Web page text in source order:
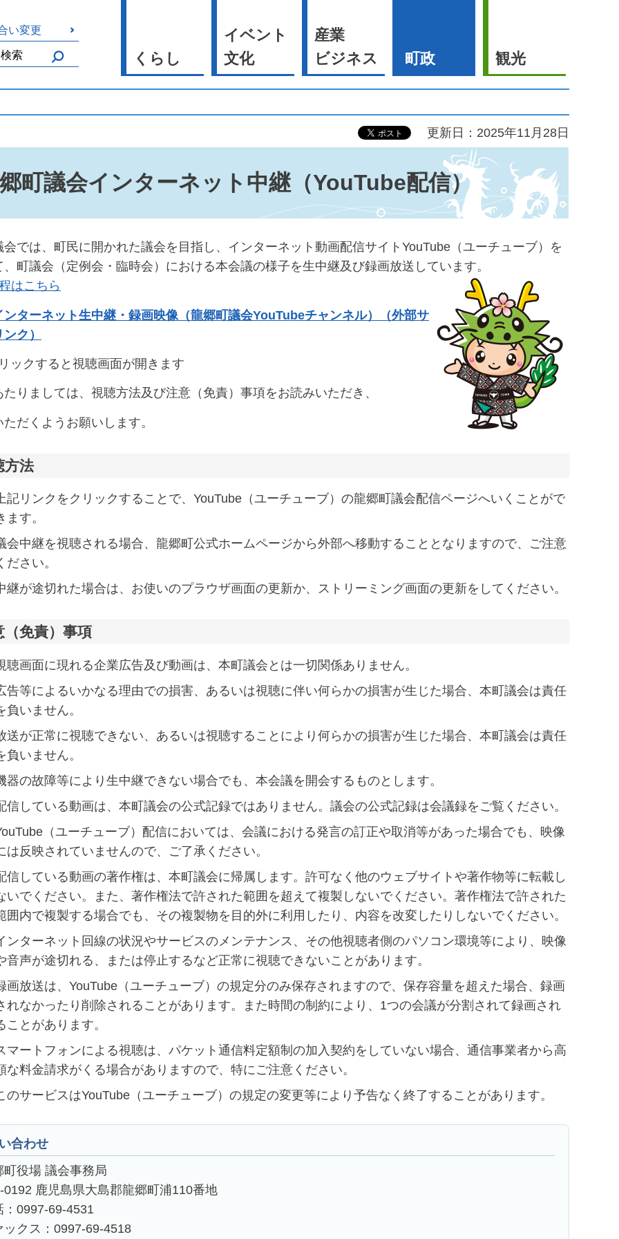
い変更
くらし
イベント
文化
産業
ビジネス
町政 観光
更新日：2025年11月28日
町議会インターネット中継（YouTube配信）
会では、町民に開かれた議会を目指し、インターネット動画配信サイトYouTube（ユーチューブ）を
、町議会（定例会・臨時会）における本会議の様子を生中継及び録画放送しています。
はこちら
ンターネット生中継・録画映像（龍郷町議会YouTubeチャンネル）（外部サ
ク）
ックすると視聴画面が開きます
たりましては、視聴方法及び注意（免責）事項をお読みいただき、
だくようお願いします。
方法
記リンクをクリックすることで、YouTube（ユーチューブ）の龍郷町議会配信ページへいくことがで
ます。
会中継を視聴される場合、龍郷町公式ホームページから外部へ移動することとなりますので、ご注意
ださい。
継が途切れた場合は、お使いのプラウザ画面の更新か、ストリーミング画面の更新をしてください。
（免責）事項
聴画面に現れる企業広告及び動画は、本町議会とは一切関係ありません。
告等によるいかなる理由での損害、あるいは視聴に伴い何らかの損害が生じた場合、本町議会は責任
負いません。
送が正常に視聴できない、あるいは視聴することにより何らかの損害が生じた場合、本町議会は責任
負いません。
器の故障等により生中継できない場合でも、本会議を開会するものとします。
信している動画は、本町議会の公式記録ではありません。議会の公式記録は会議録をご覧ください。
（ユーチューブ）配信においては、会議における発言の訂正や取消等があった場合でも、映像
は反映されていませんので、ご了承ください。
信している動画の著作権は、本町議会に帰属します。許可なく他のウェブサイトや著作物等に転載し
いでください。また、著作権法で許された範囲を超えて複製しないでください。著作権法で許された
囲内で複製する場合でも、その複製物を目的外に利用したり、内容を改変したりしないでください。
ンターネット回線の状況やサービスのメンテナンス、その他視聴者側のパソコン環境等により、映像
音声が途切れる、または停止するなど正常に視聴できないことがあります。
画放送は、YouTube（ユーチューブ）の規定分のみ保存されますので、保存容量を超えた場合、録画
れなかったり削除されることがあります。また時間の制約により、1つの会議が分割されて録画され
ことがあります。
マートフォンによる視聴は、パケット通信料定額制の加入契約をしていない場合、通信事業者から高
な料金請求がくる場合がありますので、特にご注意ください。
のサービスはYouTube（ユーチューブ）の規定の変更等により予告なく終了することがあります。
合わせ
町役場 議会事務局
0192 鹿児島県大島郡龍郷町浦110番地
：0997-69-4531
ックス：0997-69-4518